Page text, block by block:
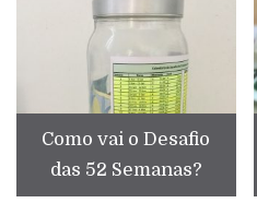
Como vai o Desafio
das 52 Semanas?